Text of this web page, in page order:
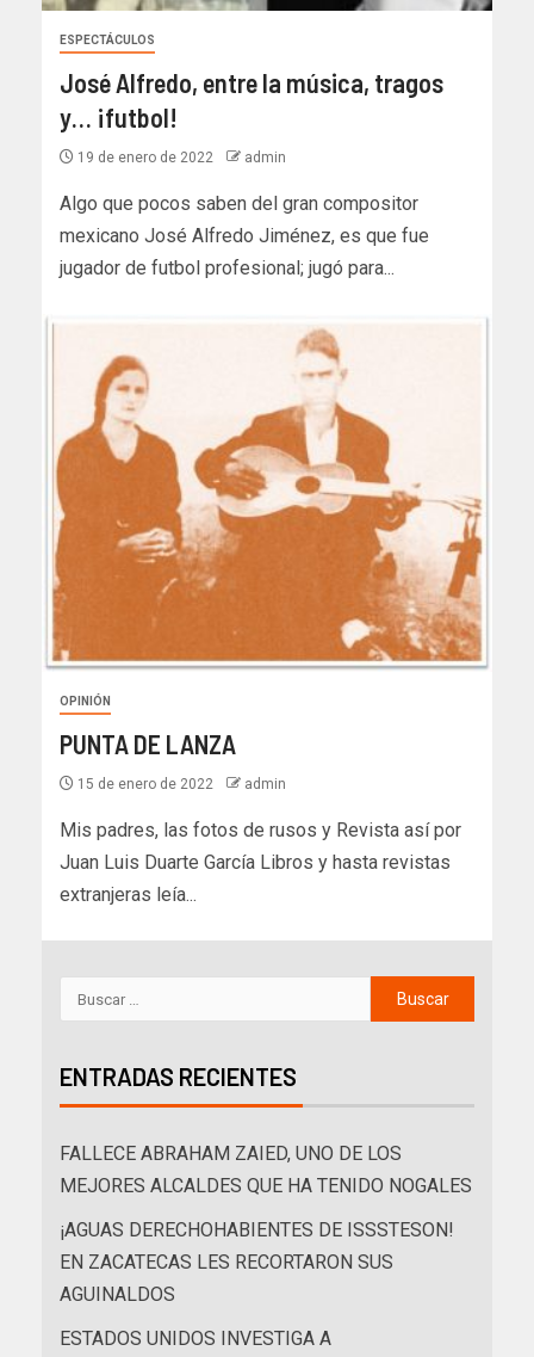
ESPECTÁCULOS
José Alfredo, entre la música, tragos
y… ¡futbol!
19 de enero de 2022 admin
Algo que pocos saben del gran compositor
mexicano José Alfredo Jiménez, es que fue
jugador de futbol profesional; jugó para...
OPINIÓN
PUNTA DE LANZA
15 de enero de 2022 admin
Mis padres, las fotos de rusos y Revista así por
Juan Luis Duarte García Libros y hasta revistas
extranjeras leía...
ENTRADAS RECIENTES
FALLECE ABRAHAM ZAIED, UNO DE LOS
MEJORES ALCALDES QUE HA TENIDO NOGALES
¡AGUAS DERECHOHABIENTES DE ISSSTESON!
EN ZACATECAS LES RECORTARON SUS
AGUINALDOS
ESTADOS UNIDOS INVESTIGA A